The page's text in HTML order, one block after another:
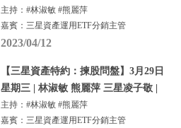
主持：#林淑敏 #熊麗萍
嘉賓：三星資產運用ETF分銷主管
2023/04/12
【三星資產特約：揀股問盤】3月29日
星期三 | 林淑敏 熊麗萍 三星凌子敬 |
主持：#林淑敏 #熊麗萍
嘉賓：三星資產運用ETF分銷主管